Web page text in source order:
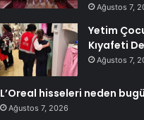
Ağustos 7,
Yetim
Kıyafeti
Ağustos 7,
L’Oreal hisseleri neden
Ağustos 7, 2026